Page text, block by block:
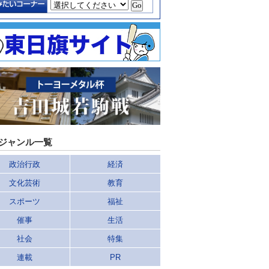
ャンル一覧
政治行政 経済
文化芸術 教育
スポーツ 福祉
催事 生活
社会 特集
連載 PR